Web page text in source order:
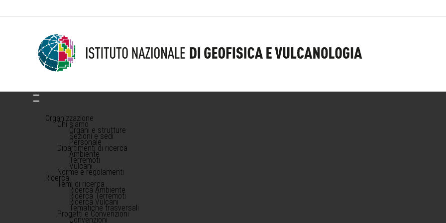
Organizzazione
Chi siamo
Organi e strutture
Sezioni e sedi
Personale
Dipartimenti di ricerca
Ambiente
Terremoti
Vulcani
Norme e regolamenti
Ricerca
Temi di ricerca
Ricerca Ambiente
Ricerca Terremoti
Ricerca Vulcani
Tematiche trasversali
Progetti e Convenzioni
Convenzioni